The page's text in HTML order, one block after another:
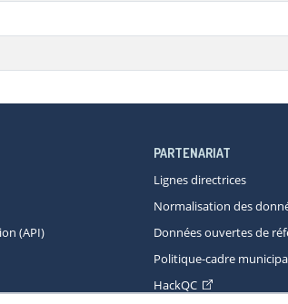
(API)
PARTENARIAT
Lignes directrices
Normalisation des
Données ouvertes de
Politique-cadre
HackQC